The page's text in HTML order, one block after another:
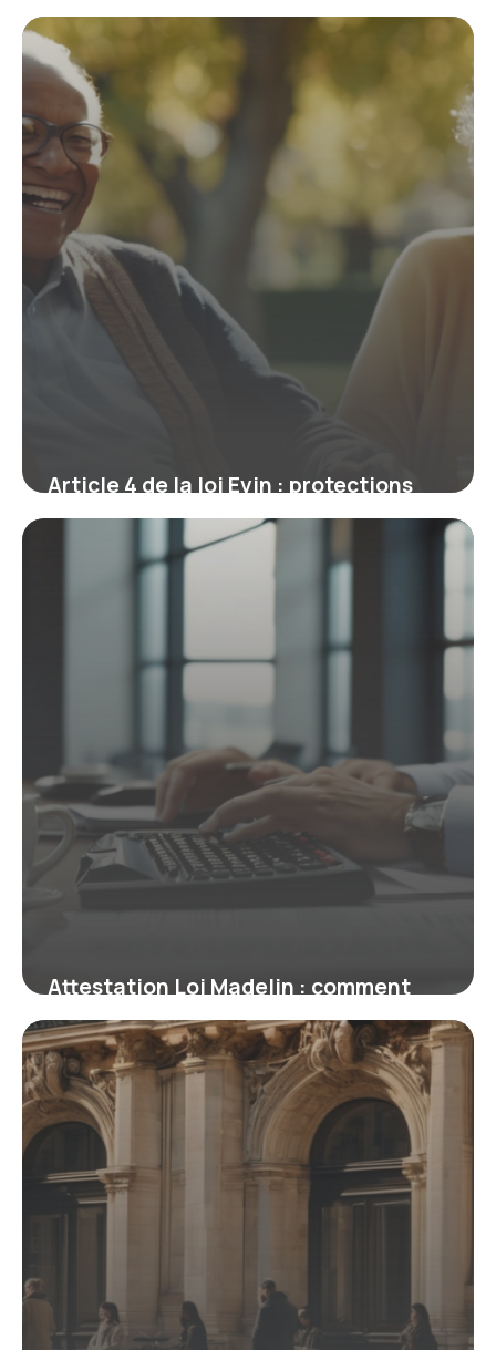
Article 4 de la loi Evin : protections
santé durables pour les anciens
Attestation Loi Madelin : comment
certifier vos cotisations TNS en toute
simplicité
19 février 2026